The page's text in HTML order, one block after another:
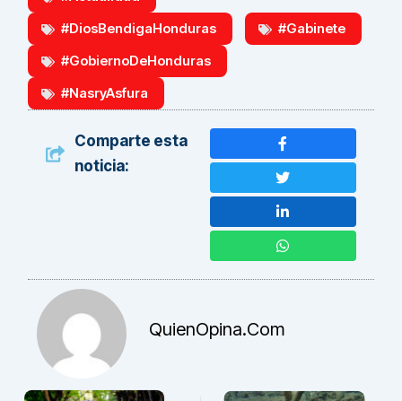
#DiosBendigaHonduras
#Gabinete
#GobiernoDeHonduras
#NasryAsfura
Comparte esta
noticia:
QuienOpina.com